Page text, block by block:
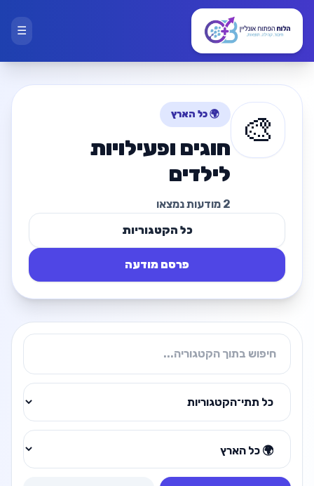
☰
🎨 🌍 כל הארץ
חוגים ופעילויות
לילדים
2 מודעות נמצאו
כל הקטגוריות
פרסם מודעה